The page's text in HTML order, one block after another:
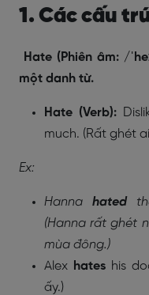
1. Các cấu
Hate (Phiên âm: /
một danh từ.
Hate (Verb):
much. (Rất ghét
Ex:
Hanna hated
(Hanna rất ghét
mùa đông.)
Alex hateshis
ấy.)